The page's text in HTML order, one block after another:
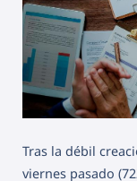
Tras la débil
viernes pasado